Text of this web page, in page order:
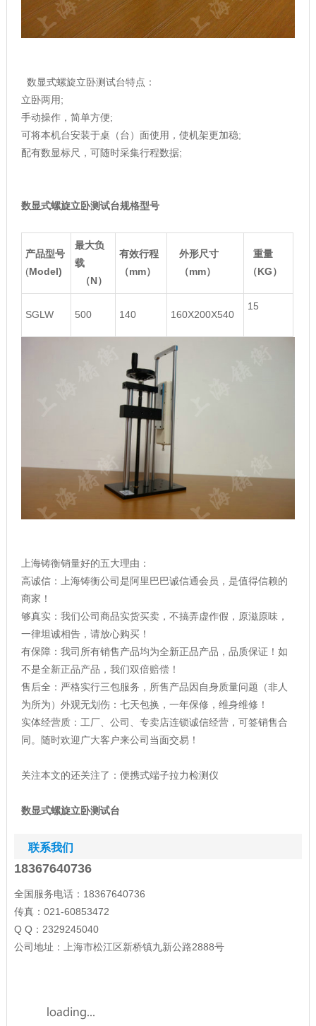
数显式螺旋立卧测试台特点：
立卧两用;
手动操作，简单方便;
可将本机台安装于桌（台）面使用，使机架更加稳;
配有数显标尺，可随时采集行程数据;
数显式螺旋立卧测试台规格型号
产品型号
(Model)
最大负
载
（N）
有效行程
（mm）
外形尺寸
（mm）
重量
（KG）
SGLW 500 140 160X200X540
15
上海铸衡销量好的五大理由：
高诚信：上海铸衡公司是阿里巴巴诚信通会员，是值得信赖的
商家！
够真实：我们公司商品实货买卖，不搞弄虚作假，原滋原味，
一律坦诚相告，请放心购买！
有保障：我司所有销售产品均为全新正品产品，品质保证！如
不是全新正品产品，我们双倍赔偿！
售后全：严格实行三包服务，所售产品因自身质量问题（非人
为所为）外观无划伤：七天包换，一年保修，维身维修！
实体经营质：工厂、公司、专卖店连锁诚信经营，可签销售合
同。随时欢迎广大客户来公司当面交易！
关注本文的还关注了： 便携式端子拉力检测仪
数显式螺旋立卧测试台
联系我们
18367640736
全国服务电话：18367640736
传真：021-60853472
Q Q：2329245040
公司地址：上海市松江区新桥镇九新公路2888号